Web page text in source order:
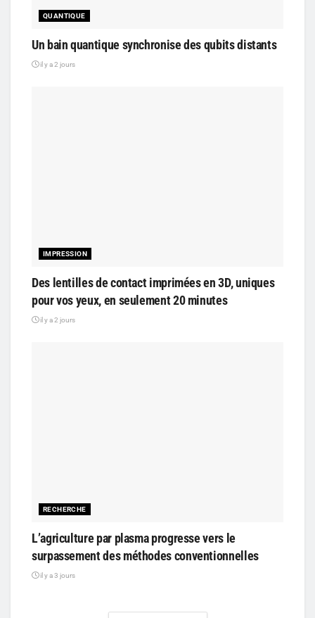
QUANTIQUE
Un bain quantique synchronise des qubits distants
il y a 2 jours
IMPRESSION
Des lentilles de contact imprimées en 3D, uniques
pour vos yeux, en seulement 20 minutes
il y a 2 jours
RECHERCHE
L’agriculture par plasma progresse vers le
surpassement des méthodes conventionnelles
il y a 3 jours